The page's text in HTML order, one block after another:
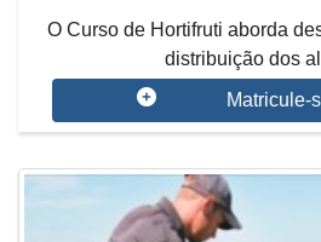
O Curso de Hortifruti aborda
distribuição dos
Matricule-